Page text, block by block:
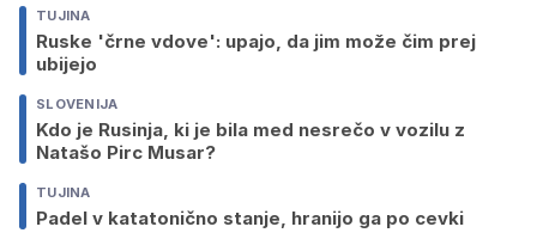
TUJINA
Ruske 'črne vdove': upajo, da jim može čim prej
ubijejo
SLOVENIJA
Kdo je Rusinja, ki je bila med nesrečo v vozilu z
Natašo Pirc Musar?
TUJINA
Padel v katatonično stanje, hranijo ga po cevki